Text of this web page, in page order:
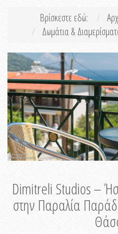
Βρίσκεστε εδώ:
Δωμάτια &
Dimitreli Studios –
στην Παραλία